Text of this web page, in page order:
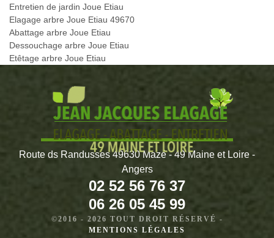
Entretien de jardin Joue Etiau
Elagage arbre Joue Etiau 49670
Abattage arbre Joue Etiau
Dessouchage arbre Joue Etiau
Etêtage arbre Joue Etiau
Route ds Randusses 49630 Mazé - 49 Maine et Loire -
Angers
02 52 56 76 37
06 26 05 45 99
©2016 - 2026 TOUT DROIT RÉSERVÉ -
MENTIONS LÉGALES